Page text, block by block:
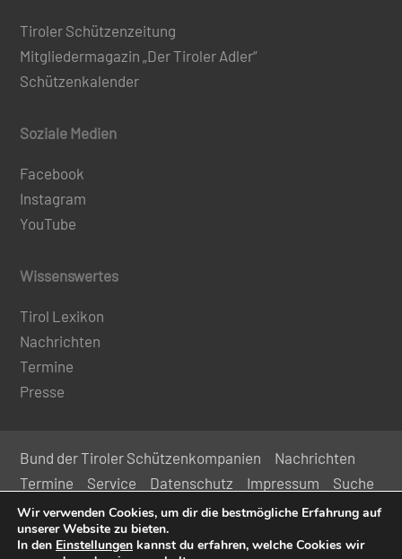
Tiroler Schützenzeitung
Mitgliedermagazin „Der Tiroler Adler“
Schützenkalender
Soziale Medien
Facebook
Instagram
YouTube
Wissenswertes
Tirol Lexikon
Nachrichten
Termine
Presse
Bund der Tiroler Schützenkompanien
Nachrichten
Termine
Service Datenschutz Impressum
Suche
Kontakt
Wir verwenden Cookies, um dir die bestmögliche Erfahrung auf
unserer Website zu bieten.
In den Einstellungen kannst du erfahren, welche Cookies wir